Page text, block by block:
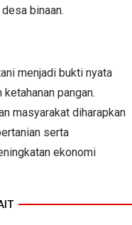
binaan.
menjadi bukti nyata
pangan.
masyarakat diharapkan
serta
ekonomi